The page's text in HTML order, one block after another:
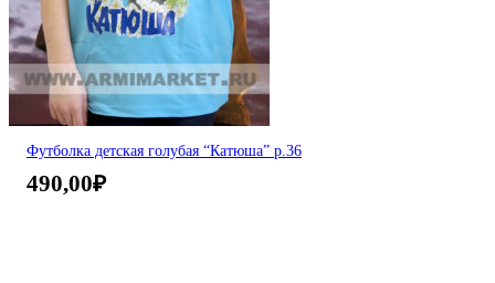
Футболка детская голубая “Катюша” р.36
490,00₽